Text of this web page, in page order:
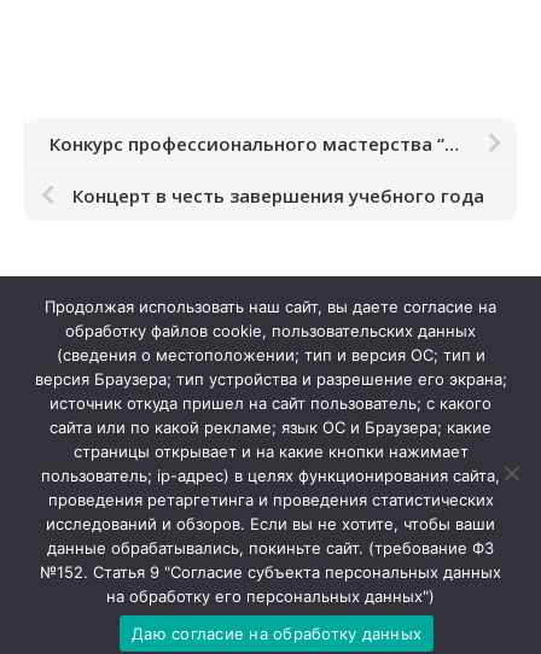
Конкурс профессионального мастерства “Преподаватель года-2024”.
Концерт в честь завершения учебного года
Колтушская детская школа искусств © 2026. Все права
защищены.
Продолжая использовать наш сайт, вы даете согласие на
обработку файлов cookie, пользовательских данных
(сведения о местоположении; тип и версия ОС; тип и
версия Браузера; тип устройства и разрешение его экрана;
источник откуда пришел на сайт пользователь; с какого
сайта или по какой рекламе; язык ОС и Браузера; какие
страницы открывает и на какие кнопки нажимает
пользователь; ip-адрес) в целях функционирования сайта,
проведения ретаргетинга и проведения статистических
исследований и обзоров. Если вы не хотите, чтобы ваши
данные обрабатывались, покиньте сайт. (требование ФЗ
№152. Статья 9 "Согласие субъекта персональных данных
на обработку его персональных данных")
Даю согласие на обработку данных